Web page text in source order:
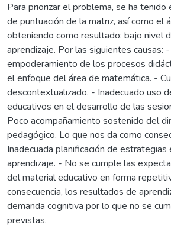
Para priorizar el problema, se ha tenido
de puntuación de la matriz, así como el
obteniendo como resultado: bajo nivel
aprendizaje. Por las siguientes causas:
empoderamiento de los procesos
el enfoque del área de matemática. -
descontextualizado. - Inadecuado uso
educativos en el desarrollo de las
Poco acompañamiento sostenido del
pedagógico. Lo que nos da como
Inadecuada planificación de estrategias
aprendizaje. - No se cumple las
del material educativo en forma
consecuencia, los resultados de
demanda cognitiva por lo que no se
previstas.